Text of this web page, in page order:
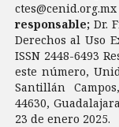
responsable; Dr.
Derechos al Uso
ISSN 2448-6493
este número,
Santillán
44630,
23 de enero 2025.